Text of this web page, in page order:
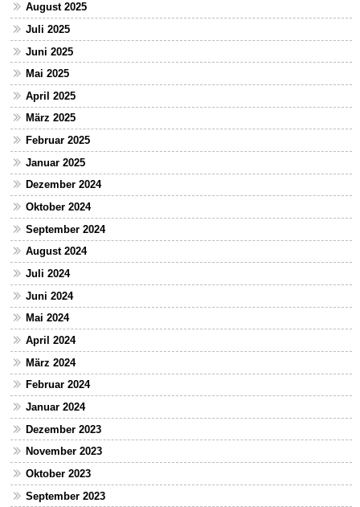
August 2025
Juli 2025
Juni 2025
Mai 2025
April 2025
März 2025
Februar 2025
Januar 2025
Dezember 2024
Oktober 2024
September 2024
August 2024
Juli 2024
Juni 2024
Mai 2024
April 2024
März 2024
Februar 2024
Januar 2024
Dezember 2023
November 2023
Oktober 2023
September 2023